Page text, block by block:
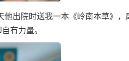
出院时送我一本《岭南本草》，
有力量。